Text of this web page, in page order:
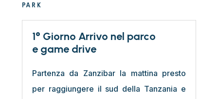
PARK
1° Giorno Arrivo nel parco
e game drive
Partenza da Zanzibar la mattina presto
per raggiungere il sud della Tanzania e